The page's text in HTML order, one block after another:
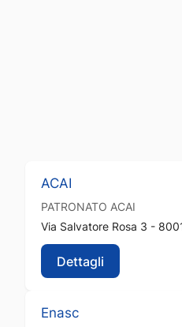
ACAI
PATRONATO ACAI
Via Salvatore Rosa 3 -
Dettagli
Enasc